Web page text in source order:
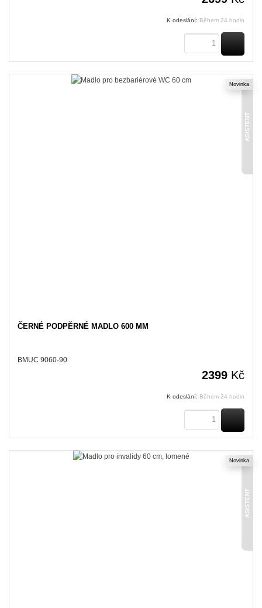
K odeslání: Během 24 hodin
ASISTENT
Novinka
ČERNÉ PODPĚRNÉ MADLO 600 MM
BMUC 9060-90
2399 Kč
K odeslání: Během 24 hodin
ASISTENT
Novinka